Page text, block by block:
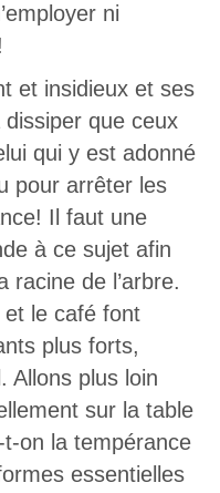
ni
et insidieux et ses
que ceux
qui y est adonné
pour arrêter les
Il faut une
à ce sujet afin
racine de l’arbre.
et le café font
plus forts,
Allons plus loin
sur la table
on la tempérance
essentielles